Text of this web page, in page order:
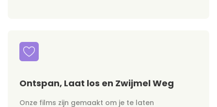
Ontspan, Laat los en Zwijmel Weg
Onze films zijn gemaakt om je te laten